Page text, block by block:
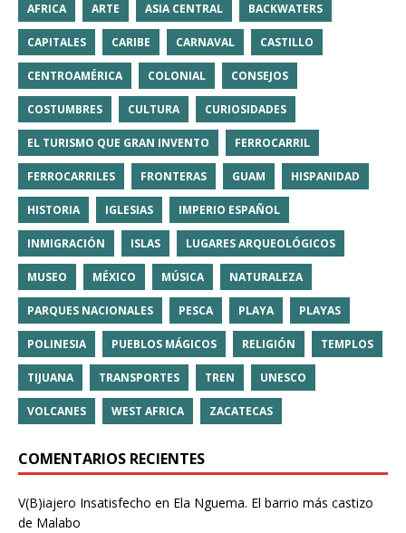
AFRICA ARTE ASIA CENTRAL BACKWATERS
CAPITALES CARIBE CARNAVAL CASTILLO
CENTROAMÉRICA COLONIAL CONSEJOS
COSTUMBRES CULTURA CURIOSIDADES
EL TURISMO QUE GRAN INVENTO FERROCARRIL
FERROCARRILES FRONTERAS GUAM HISPANIDAD
HISTORIA IGLESIAS IMPERIO ESPAÑOL
INMIGRACIÓN ISLAS LUGARES ARQUEOLÓGICOS
MUSEO MÉXICO MÚSICA NATURALEZA
PARQUES NACIONALES PESCA PLAYA PLAYAS
POLINESIA PUEBLOS MÁGICOS RELIGIÓN TEMPLOS
TIJUANA TRANSPORTES TREN UNESCO
VOLCANES WEST AFRICA ZACATECAS
COMENTARIOS RECIENTES
V(B)iajero Insatisfecho en Ela Nguema. El barrio más castizo
de Malabo